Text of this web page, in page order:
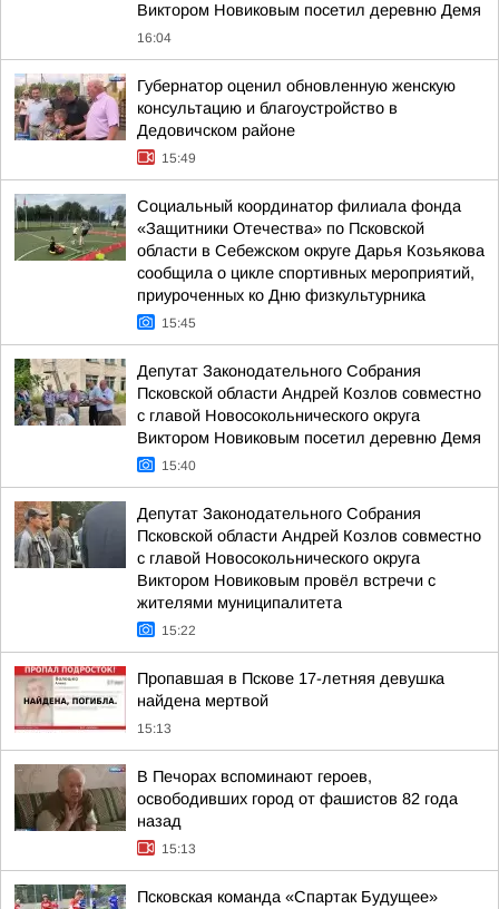
Виктором Новиковым посетил деревню Демя
16:04
Губернатор оценил обновленную женскую
консультацию и благоустройство в
Дедовичском районе
15:49
Социальный координатор филиала фонда
«Защитники Отечества» по Псковской
области в Себежском округе Дарья Козьякова
сообщила о цикле спортивных мероприятий,
приуроченных ко Дню физкультурника
15:45
Депутат Законодательного Собрания
Псковской области Андрей Козлов совместно
с главой Новосокольнического округа
Виктором Новиковым посетил деревню Демя
15:40
Депутат Законодательного Собрания
Псковской области Андрей Козлов совместно
с главой Новосокольнического округа
Виктором Новиковым провёл встречи с
жителями муниципалитета
15:22
Пропавшая в Пскове 17-летняя девушка
найдена мертвой
15:13
В Печорах вспоминают героев,
освободивших город от фашистов 82 года
назад
15:13
Псковская команда «Спартак Будущее»